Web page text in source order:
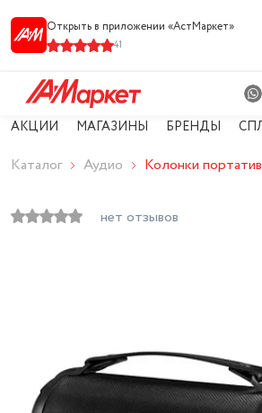
Открыть в приложении «АстМарке‪т‬»
41
АКЦИИ МАГАЗИНЫ БРЕНДЫ
Каталог Аудио Колонки
нет отзывов